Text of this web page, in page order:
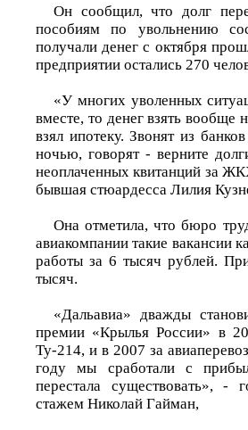
Он сообщил, что долг
пособиям по увольнению
получали денег с октября
предприятии остались 270
«У многих уволенных
вместе, то денег взять вообще
взял ипотеку. Звонят из
ночью, говорят - верните
неоплаченных квитанций за
бывшая стюардесса Лилия
Она отметила, что бюро
авиакомпании такие вакансии
работы за 6 тысяч рублей.
тысяч.
«Дальавиа» дважды
премии «Крылья России» в
Ту-214, и в 2007 за
году мы сработали с
перестала существовать»,
стажем Николай Гайман,